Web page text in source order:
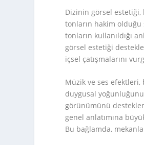
Dizinin görsel
tonların hakim olduğu
tonların kullanıldığı
görsel estetiği
içsel çatışmalarını
Müzik ve ses
duygusal
görünümünü
genel anlatımına
Bu bağlamda,